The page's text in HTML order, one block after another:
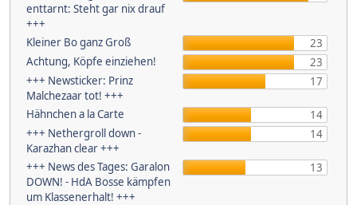
enttarnt: Steht gar nix drauf
+++
Kleiner Bo ganz Groß
23
Achtung, Köpfe einziehen!
23
+++ Newsticker: Prinz
Malchezaar tot! +++
17
Hähnchen a la Carte
14
+++ Nethergroll down -
Karazhan clear +++
14
+++ News des Tages: Garalon
DOWN! - HdA Bosse kämpfen
um Klassenerhalt! +++
13